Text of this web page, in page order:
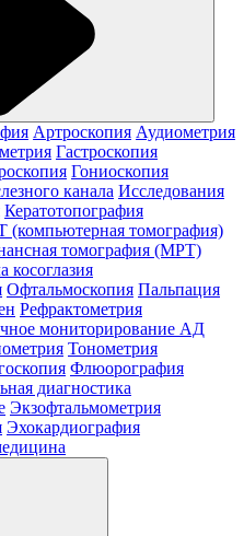
Артроскопия Аудиометрия
Гастроскопия
Гониоскопия
канала Исследования
Кератотопография
(компьютерная томография)
томография (МРТ)
косоглазия
Офтальмоскопия Пальпация
Рефрактометрия
мониторирование АД
Тонометрия
Флюорография
диагностика
Экзофтальмометрия
Эхокардиография